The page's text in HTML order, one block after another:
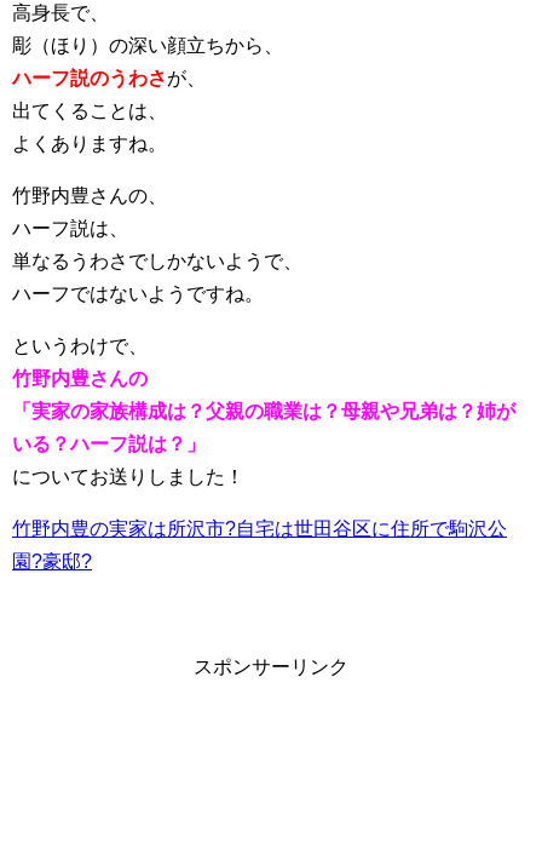
高身長で、
彫（ほり）の深い顔立ちから、
ハーフ説のうわさが、
出てくることは、
よくありますね。
竹野内豊さんの、
ハーフ説は、
単なるうわさでしかないようで、
ハーフではないようですね。
というわけで、
竹野内豊さんの
「実家の家族構成は？父親の職業は？母親や兄弟は？姉が
いる？ハーフ説は？」
についてお送りしました！
竹野内豊の実家は所沢市?自宅は世田谷区に住所で駒沢公
園?豪邸?
スポンサーリンク